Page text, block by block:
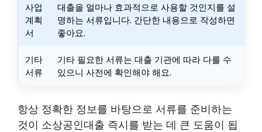
사업
계획
서
대출을 얼마나 효과적으로 사용할 것인지를 설
명하는 서류입니다. 간단한 내용으로 작성하면
좋아요.
기타
서류
기타 필요한 서류는 대출 기관에 따라 다를 수
있으니 사전에 확인해야 해요.
항상 정확한 정보를 바탕으로 서류를 준비하는
것이 소상공인대출 즉시를 받는 데 큰 도움이 됩